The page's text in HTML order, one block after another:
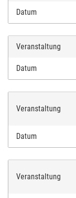
Datum
Veranstaltung
Datum
Veranstaltung
Datum
Veranstaltung